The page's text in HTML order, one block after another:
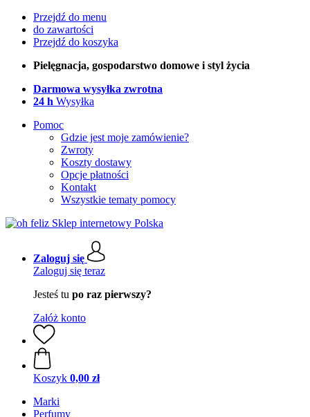
Przejdź do menu
do zawartości
Przejdź do koszyka
Pielęgnacja, gospodarstwo domowe i styl życia
Darmowa wysyłka zwrotna
24 h Wysyłka
Pomoc
Gdzie jest moje zamówienie?
Zwroty
Koszty dostawy
Opcje płatności
Kontakt
Wszystkie tematy pomocy
Zaloguj się
Zaloguj się teraz
Jesteś tu po raz pierwszy?
Załóż konto
Koszyk 0,00 zł
Marki
Perfumy